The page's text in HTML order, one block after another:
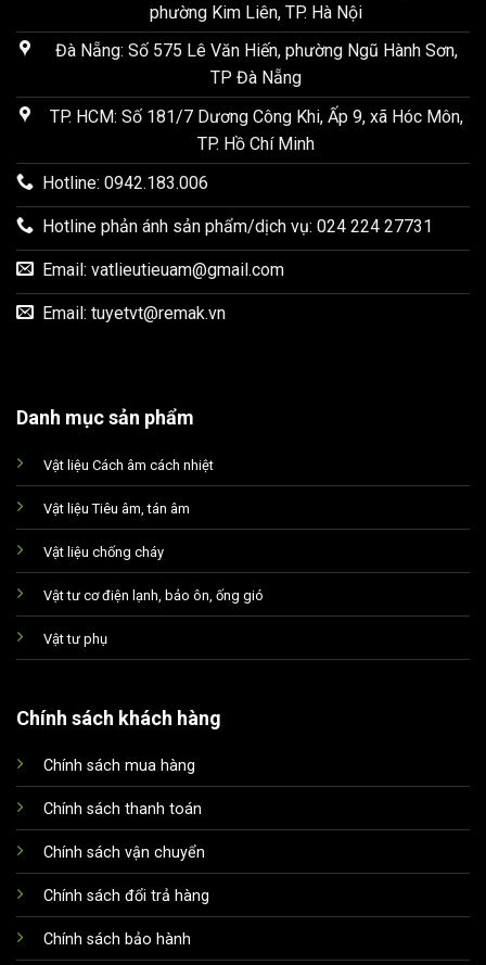
phường Kim Liên, TP. Hà Nội
Đà Nẵng: Số 575 Lê Văn Hiến, phường Ngũ Hành Sơn,
TP Đà Nẵng
TP. HCM: Số 181/7 Dương Công Khi, Ấp 9, xã Hóc Môn,
TP. Hồ Chí Minh
Hotline: 0942.183.006
Hotline phản ánh sản phẩm/dịch vụ: 024 224 27731
Email: vatlieutieuam@gmail.com
Email: tuyetvt@remak.vn
Danh mục sản phẩm
Vật liệu Cách âm cách nhiệt
Vật liệu Tiêu âm, tán âm
Vật liệu chống cháy
Vật tư cơ điện lạnh, bảo ôn, ống gió
Vật tư phụ
Chính sách khách hàng
Chính sách mua hàng
Chính sách thanh toán
Chính sách vận chuyển
Chính sách đổi trả hàng
Chính sách bảo hành
viên tư vấn của Remak